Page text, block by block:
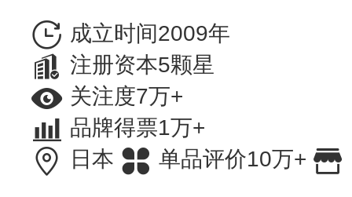
成立时间2009年
注册资本5颗星
关注度7万+
品牌得票1万+
日本
单品评价10万+